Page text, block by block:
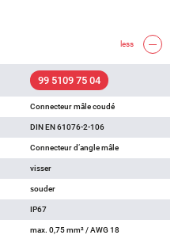
less
99 5109 75 04
Connecteur mâle coudé
DIN EN 61076-2-106
Connecteur d‘angle mâle
visser
souder
IP67
max. 0,75 mm² / AWG 18